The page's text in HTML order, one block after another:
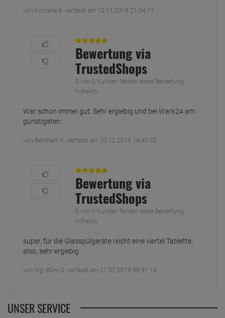
von Kornelia B. verfasst am 10.11.2019 21:34:11
Bewertung via
TrustedShops
0 von 0 Kunden fanden diese Bewertung
hilfreich.
War schon immer gut. Sehr ergiebig und bei Wark24 am
günstigsten.
von Bernhard K. verfasst am 20.12.2019 14:40:22
Bewertung via
TrustedShops
0 von 0 Kunden fanden diese Bewertung
hilfreich.
super, für die Glasspülgeräte reicht eine viertel Tablette,
also, sehr ergiebig
von Ing.-Büro G. verfasst am 21.07.2019 09:31:14
UNSER SERVICE